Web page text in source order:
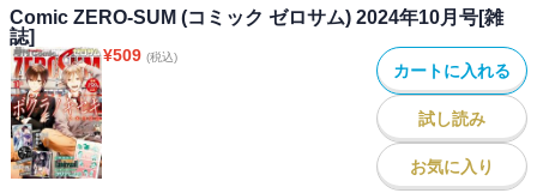
承ください。
Comic ZERO-SUM (コミック ゼロサム) 2024年10月号[雑
誌]
¥509 (税込)
カートに入れる
試し読み
お気に入り